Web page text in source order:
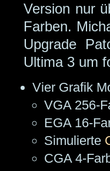
Version nur
Farben.
Upgrade
Ultima 3 um
Vier Grafik
VGA 256-
EGA 16-
Simulierte
CGA 4-